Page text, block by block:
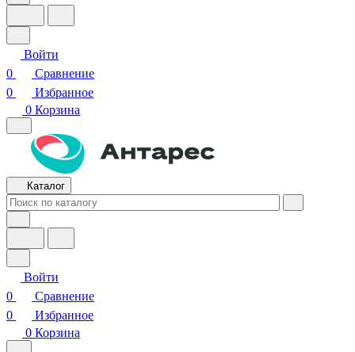
Войти
0
Сравнение
0
Избранное
0 Корзина
Каталог
Войти
0
Сравнение
0
Избранное
0 Корзина